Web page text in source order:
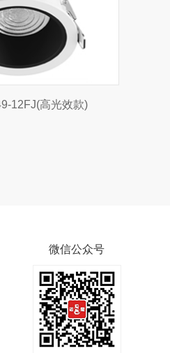
12FJ(高光效款)
微信公众号